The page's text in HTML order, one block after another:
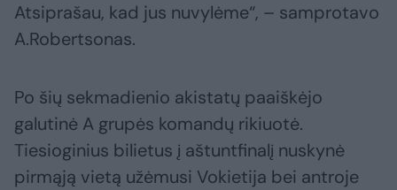
Atsiprašau, kad jus nuvylėme“, – samprotavo
A.Robertsonas.
Po šių sekmadienio akistatų paaiškėjo
galutinė A grupės komandų rikiuotė.
Tiesioginius bilietus į aštuntfinalį nuskynė
pirmąją vietą užėmusi Vokietija bei antroje